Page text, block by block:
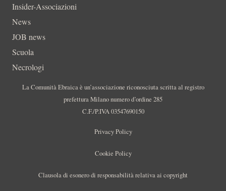
Insider-Associazioni
News
JOB news
Scuola
Necrologi
La Comunità Ebraica è un’associazione riconosciuta scritta al registro
prefettura Milano numero d’ordine 285
C.F./P.IVA 03547690150
Privacy Policy
Cookie Policy
Clausola di esonero di responsabilità relativa ai copyright